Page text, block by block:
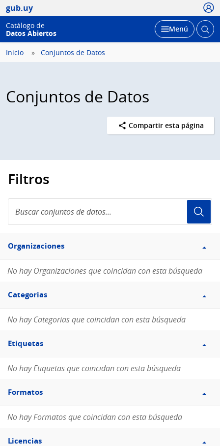
gub.uy
Catálogo de
Datos Abiertos
Desplegar
Menú Abrir
Inicio Conjuntos de Datos
Conjuntos de Datos
Compartir esta página
Filtros
conjuntos
de
Filtro
Organizaciones
Organizaciones
No hay Organizaciones que coincidan con esta búsqueda
Filtro
Categorias
Categorias
No hay Categorias que coincidan con esta búsqueda
Filtro
Etiquetas
Etiquetas
No hay Etiquetas que coincidan con esta búsqueda
Filtro
Formatos
Formatos
No hay Formatos que coincidan con esta búsqueda
Filtro
Licencias